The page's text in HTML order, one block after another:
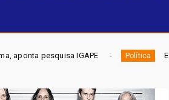
Política ELEIÇÕES DF 2026 -